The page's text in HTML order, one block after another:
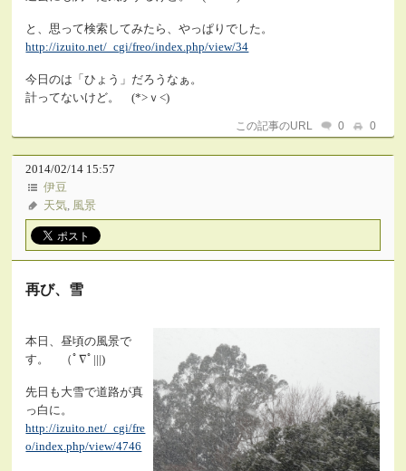
と、思って検索してみたら、やっぱりでした。
http://izuito.net/_cgi/freo/index.php/view/34
今日のは「ひょう」だろうなぁ。
計ってないけど。 (*>ｖ<)
この記事のURL 0 0
2014/02/14 15:57
伊豆
天気, 風景
再び、雪
本日、昼頃の風景で
す。 （ﾟ∇ﾟ|||)
先日も大雪で道路が真
っ白に。
http://izuito.net/_cgi/fre
o/index.php/view/4746